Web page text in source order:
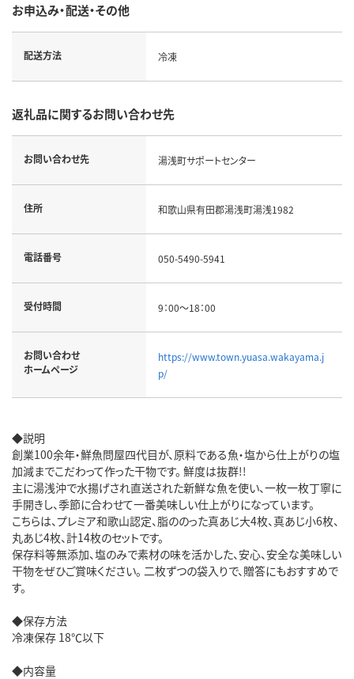
お申込み・配送・その他
配送方法 冷凍
返礼品に関するお問い合わせ先
お問い合わせ先 湯浅町サポートセンター
住所 和歌山県有田郡湯浅町湯浅1982
電話番号 050-5490-5941
受付時間 9：00～18：00
お問い合わせ
ホームページ
https://www.town.yuasa.wakayama.j
p/
◆説明
創業100余年・鮮魚問屋四代目が、原料である魚・塩から仕上がりの塩
加減までこだわって作った干物です。 鮮度は抜群!!
主に湯浅沖で水揚げされ直送された新鮮な魚を使い、一枚一枚丁寧に
手開きし、季節に合わせて一番美味しい仕上がりになっています。
こちらは、プレミア和歌山認定、脂ののった真あじ大4枚、真あじ小6枚、
丸あじ4枚、計14枚のセットです。
保存料等無添加、塩のみで素材の味を活かした、安心、安全な美味しい
干物をぜひご賞味ください。 二枚ずつの袋入りで、贈答にもおすすめで
す。
◆保存方法
冷凍保存 18℃以下
◆内容量